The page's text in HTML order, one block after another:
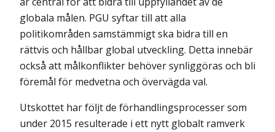
globala målen. PGU syftar till att alla
politikområden samstämmigt ska bidra till en
rättvis och hållbar global utveckling. Detta innebär
också att målkonflikter behöver synliggöras och bli
föremål för medvetna och övervägda val.
Utskottet har följt de förhandlingsprocesser som
under 2015 resulterade i ett nytt globalt ramverk